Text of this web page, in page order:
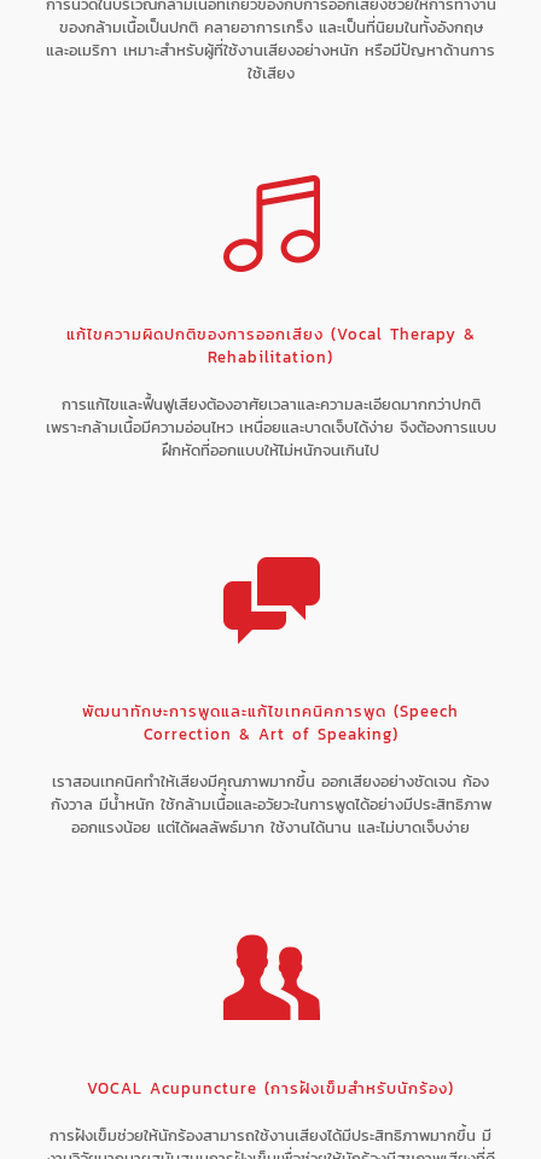
การนวดในบริเวณกล้ามเนื้อที่เกี่ยวของกับการออกเสียงช่วยให้การทำงาน
ของกล้ามเนื้อเป็นปกติ คลายอาการเกร็ง และเป็นที่นิยมในทั้งอังกฤษ
และอเมริกา เหมาะสำหรับผู้ที่ใช้งานเสียงอย่างหนัก หรือมีปัญหาด้านการ
ใช้เสียง
แก้ไขความผิดปกติของการออกเสียง (Vocal Therapy &
Rehabilitation)
การแก้ไขและฟื้นฟูเสียงต้องอาศัยเวลาและความละเอียดมากกว่าปกติ
เพราะกล้ามเนื้อมีความอ่อนไหว เหนื่อยและบาดเจ็บได้ง่าย จึงต้องการแบบ
ฝึกหัดที่ออกแบบให้ไม่หนักจนเกินไป
พัฒนาทักษะการพูดและแก้ไขเทคนิคการพูด (Speech
Correction & Art of Speaking)
เราสอนเทคนิคทำให้เสียงมีคุณภาพมากขึ้น ออกเสียงอย่างชัดเจน ก้อง
กังวาล มีน้ำหนัก ใช้กล้ามเนื้อและอวัยวะในการพูดได้อย่างมีประสิทธิภาพ
ออกแรงน้อย แต่ได้ผลลัพธ์มาก ใช้งานได้นาน และไม่บาดเจ็บง่าย
VOCAL Acupuncture (การฝังเข็มสำหรับนักร้อง)
การฝังเข็มช่วยให้นักร้องสามารถใช้งานเสียงได้มีประสิทธิภาพมากขึ้น มี